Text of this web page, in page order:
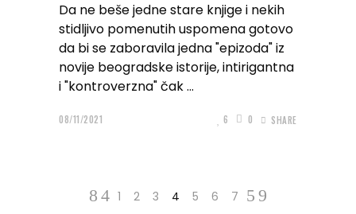
Da ne beše jedne stare knjige i nekih
stidljivo pomenutih uspomena gotovo
da bi se zaboravila jedna "epizoda" iz
novije beogradske istorije, intirigantna
i "kontroverzna" čak
08/11/2021 6 0 SHARE
1 2 3 4 5 6 7